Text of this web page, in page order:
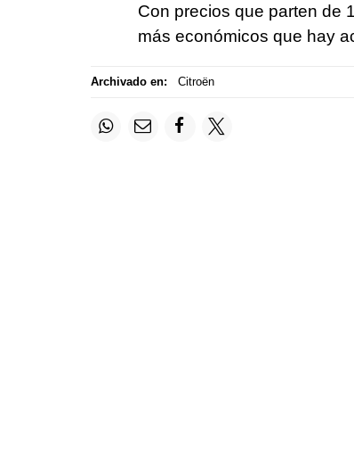
Con precios que parten de
más económicos que hay
Archivado en: Citroën